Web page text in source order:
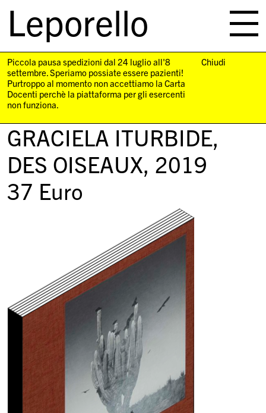
Leporello
navigation
Piccola pausa spedizioni dal 24 luglio all'8
settembre. Speriamo possiate essere pazienti!
Purtroppo al momento non accettiamo la Carta
Docenti perchè la piattaforma per gli esercenti
non funziona.
Chiudi
GRACIELA ITURBIDE,
DES OISEAUX, 2019
37 Euro